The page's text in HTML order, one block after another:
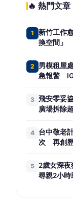
🔥 熱門文章
1
新竹工作
換空間」
2
男模租屋
急報警
3 飛安零妥
廣場拆除
4 台中敬老
次 再創
5 2歲女深夜獨闖街
尋親2小時